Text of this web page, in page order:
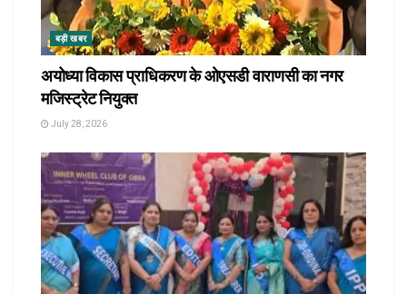
बड़ी खबर
अयोध्या विकास प्राधिकरण के ओएसडी वाराणसी का नगर
मजिस्ट्रेट नियुक्त
July 28, 2026